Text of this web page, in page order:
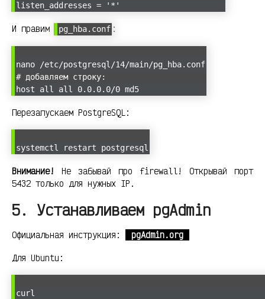
listen_addresses = '*'
И правим pg_hba.conf :
nano /etc/postgresql/14/main/pg_hba.conf
# добавляем строку:
host all all 0.0.0.0/0 md5
Перезапускаем PostgreSQL:
systemctl restart postgresql
Внимание!
Не забывай про firewall! Открывай порт
5432 только для нужных IP.
5. Устанавливаем pgAdmin
Официальная инструкция: pgAdmin.org
Для Ubuntu:
curl